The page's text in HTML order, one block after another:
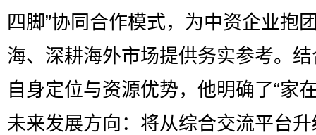
四脚”协同合作模式，为中资企业抱
海、深耕海外市场提供务实参考。
自身定位与资源优势，他明确了“家
未来发展方向：将从综合交流平台